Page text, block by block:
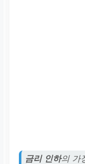
금리 인하의 가